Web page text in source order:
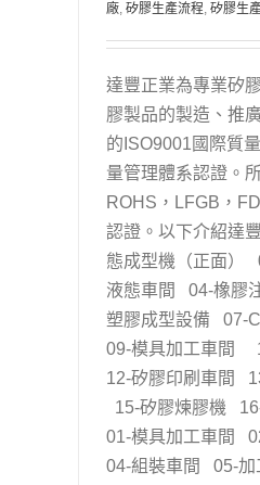
廠, 矽膠生產流程, 矽膠生
達豐正業為專業矽
膠製品的製造、推
的ISO9001國際質
量管理體系認證。
ROHS，LFGB，
認證。以下介紹達
態成型機（正面）
液態車間 04-橡膠
塑膠成型設備 07-
09-模具加工車間
12-矽膠印刷車間
15-矽膠煉膠機
01-模具加工車間
04-組裝車間 05-